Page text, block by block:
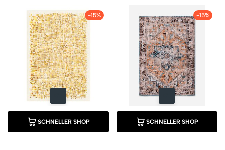
-15%
SCHNELLER SHOP
-15%
SCHNELLER SHOP